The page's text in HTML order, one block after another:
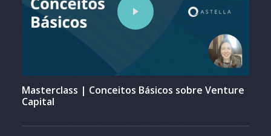
Masterclass | Conceitos Básicos sobre Venture
Capital